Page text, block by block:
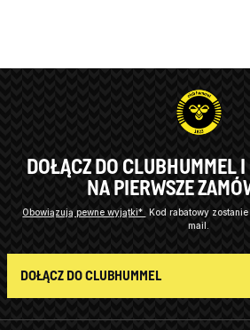
DOŁĄCZ DO CLUBHUMMEL
NA PIERWSZE
Obowiązują pewne wyjątki*
Kod rabatowy
mail.
DOŁĄCZ DO CLUBHUMMEL